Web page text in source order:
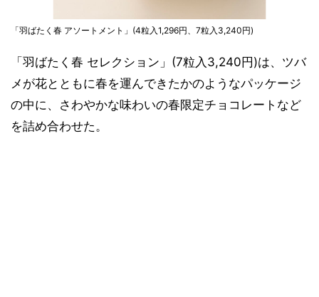
「羽ばたく春 アソートメント」(4粒入1,296円、7粒入3,240円)
「羽ばたく春 セレクション」(7粒入3,240円)は、ツバ
メが花とともに春を運んできたかのようなパッケージ
の中に、さわやかな味わいの春限定チョコレートなど
を詰め合わせた。